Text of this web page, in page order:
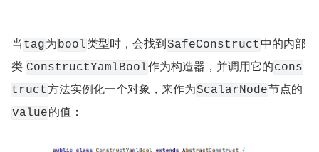
当 tag为bool类型时，会找到SafeConstruct 中的内部
类 ConstructYamlBool作为构造器，并调用它的cons
truct方法实例化一个对象，来作为ScalarNode节点的
value的值：